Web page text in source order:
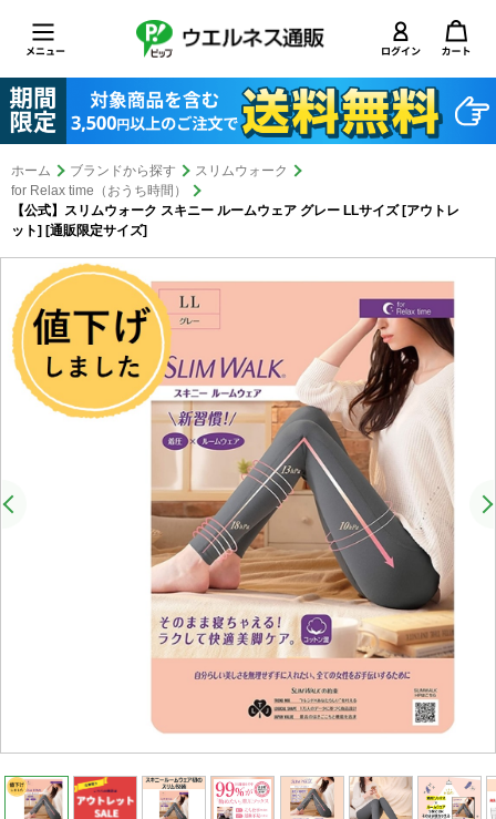
ホーム ブランドから探す
スリムウォーク
for Relax time（おうち時間）
【公式】スリムウォーク スキニー ルームウェア グレー LLサイズ [アウトレ
ット] [通販限定サイズ]